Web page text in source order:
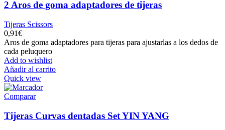
2 Aros de goma adaptadores de tijeras
Tijeras Scissors
0,91€
Aros de goma adaptadores para tijeras para ajustarlas a los dedos de
cada peluquero
Add to wishlist
Añadir al carrito
Quick view
Comparar
Tijeras Curvas dentadas Set YIN YANG